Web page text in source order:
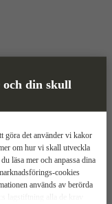
din skull
göra det använder vi kakor
om hur vi skall utveckla
läsa mer och anpassa dina
cookies
används av berörda
lagstiftning alla de krav
220